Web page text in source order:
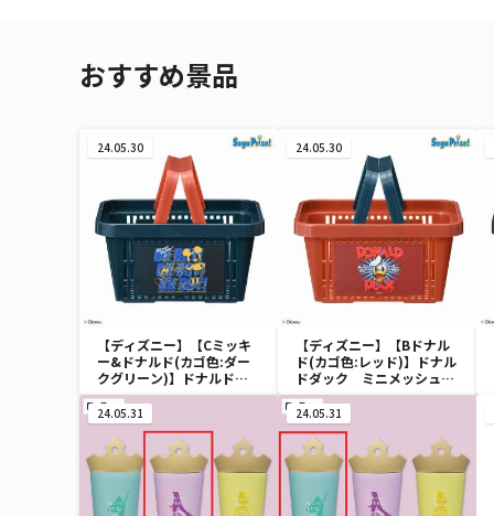
おすすめ景品
24.05.30
【ディズニー】【Cミッキ
ー&ドナルド(カゴ色:ダー
クグリーン)】ドナルドダ
ック ミニメッシュカゴ
24.05.30
【ディズニー】【Bドナル
ド(カゴ色:レッド)】ドナル
ドダック ミニメッシュカ
ゴ
24.05.31 24.05.31